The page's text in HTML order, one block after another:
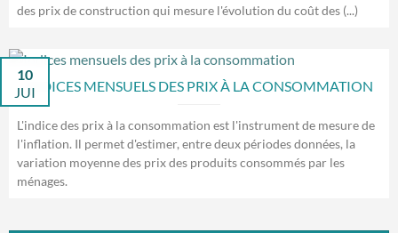
des prix de construction qui mesure l'évolution du coût des (...)
INDICES MENSUELS DES PRIX À LA CONSOMMATION
10
JUI
L'indice des prix à la consommation est l'instrument de mesure de
l'inflation. Il permet d'estimer, entre deux périodes données, la
variation moyenne des prix des produits consommés par les
ménages.